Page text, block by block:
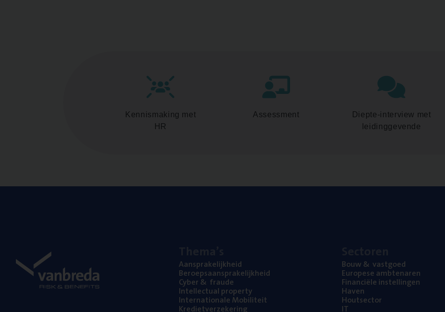
Kennismaking met
HR
Assessment
Diepte-interview met
leidinggevende
Aan­spra­ke­lijk­heid
Beroeps­aan­spra­ke­lijk­heid
Cyber& fraude
Intel­lec­tu­al property
Inter­na­ti­o­na­le Mobiliteit
Kre­diet­ver­ze­ke­ring
Bouw& vastgoed
Euro­pe­se ambtenaren
Finan­ci­ë­le instellingen
Haven
Hout­sec­tor
IT